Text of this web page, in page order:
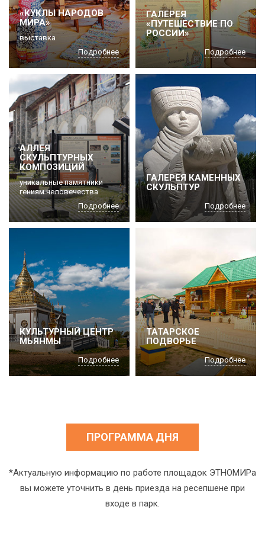
«КУКЛЫ НАРОДОВ
МИРА»
выставка
Подробнее
ГАЛЕРЕЯ
«ПУТЕШЕСТВИЕ ПО
РОССИИ»
Подробнее
АЛЛЕЯ
СКУЛЬПТУРНЫХ
КОМПОЗИЦИЙ
уникальные памятники
гениям человечества
Подробнее
ГАЛЕРЕЯ КАМЕННЫХ
СКУЛЬПТУР
Подробнее
КУЛЬТУРНЫЙ ЦЕНТР
МЬЯНМЫ
Подробнее
ТАТАРСКОЕ
ПОДВОРЬЕ
Подробнее
ПРОГРАММА ДНЯ
*Актуальную информацию по работе площадок ЭТНОМИРа
вы можете уточнить в день приезда на ресепшене при
входе в парк.